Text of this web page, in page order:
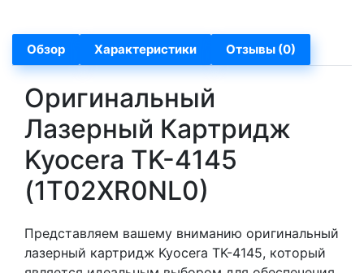
Обзор Характеристики Отзывы (0)
Оригинальный
Лазерный Картридж
Kyocera TK-4145
(1T02XR0NL0)
Представляем вашему вниманию оригинальный
лазерный картридж Kyocera TK-4145, который